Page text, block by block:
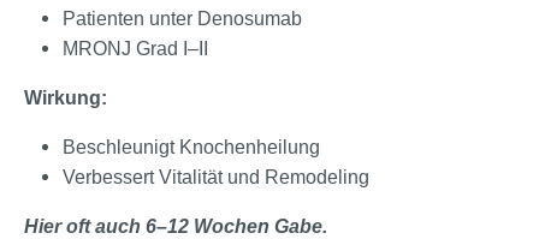
Patienten unter Denosumab
MRONJ Grad I–II
Wirkung:
Beschleunigt Knochenheilung
Verbessert Vitalität und Remodeling
Hier oft auch 6–12 Wochen Gabe.